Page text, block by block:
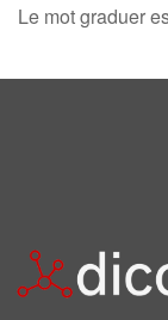
échelonner
Mots liés par
grade
Connectez-vous
Le mot graduer